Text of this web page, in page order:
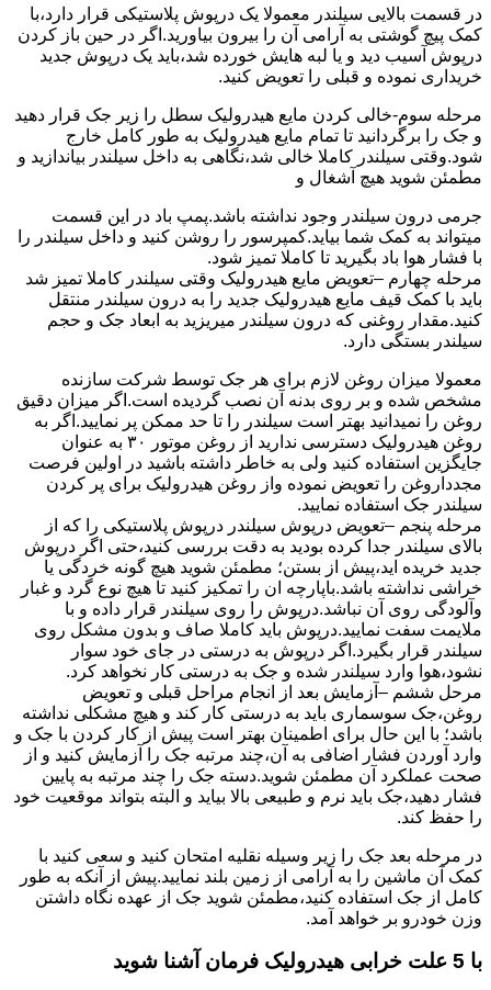
در قسمت بالایی سیلندر معمولا یک درپوش پلاستیکی قرار دارد،با
کمک پیچ گوشتی به آرامی آن را بیرون بیاورید.اگر در حین باز کردن
درپوش آسیب دید و یا لبه هایش خورده شد،باید یک درپوش جدید
خریداری نموده و قبلی را تعویض کنید.
مرحله سوم-خالی کردن مایع هیدرولیک سطل را زیر جک قرار دهید
و جک را برگردانید تا تمام مایع هیدرولیک به طور کامل خارج
شود.وقتی سیلندر کاملا خالی شد،نگاهی به داخل سیلندر بیاندازید و
مطمئن شوید هیچ آشغال و
جرمی درون سیلندر وجود نداشته باشد.پمپ باد در این قسمت
میتواند به کمک شما بیاید.کمپرسور را روشن کنید و داخل سیلندر را
با فشار هوا باد بگیرید تا کاملا تمیز شود.
مرحله چهارم –تعویض مایع هیدرولیک وقتی سیلندر کاملا تمیز شد
باید با کمک قیف مایع هیدرولیک جدید را به درون سیلندر منتقل
کنید.مقدار روغنی که درون سیلندر میریزید به ابعاد جک و حجم
سیلندر بستگی دارد.
معمولا میزان روغن لازم برای هر جک توسط شرکت سازنده
مشخص شده و بر روی بدنه آن نصب گردیده است.اگر میزان دقیق
روغن را نمیدانید بهتر است سیلندر را تا حد ممکن پر نمایید.اگر به
روغن هیدرولیک دسترسی ندارید از روغن موتور ۳۰ به عنوان
جایگزین استفاده کنید ولی به خاطر داشته باشید در اولین فرصت
مجدداروغن را تعویض نموده واز روغن هیدرولیک برای پر کردن
سیلندر جک استفاده نمایید.
مرحله پنجم –تعویض درپوش سیلندر درپوش پلاستیکی را که از
بالای سیلندر جدا کرده بودید به دقت بررسی کنید،حتی اگر درپوش
جدید خریده اید،پیش از بستن؛ مطمئن شوید هیچ گونه خردگی یا
خراشی نداشته باشد.باپارچه ان را تمکیز کنید تا هیچ نوع گرد و غبار
وآلودگی روی آن نباشد.درپوش را روی سیلندر قرار داده و با
ملایمت سفت نمایید.درپوش باید کاملا صاف و بدون مشکل روی
سیلندر قرار بگیرد.اگر درپوش به درستی در جای خود سوار
نشود،هوا وارد سیلندر شده و جک به درستی کار نخواهد کرد.
مرحل ششم –آزمایش بعد از انجام مراحل قبلی و تعویض
روغن،جک سوسماری باید به درستی کار کند و هیچ مشکلی نداشته
باشد؛ با این حال برای اطمینان بهتر است پیش از کار کردن با جک و
وارد آوردن فشار اضافی به آن،چند مرتبه جک را آزمایش کنید و از
صحت عملکرد آن مطمئن شوید.دسته جک را چند مرتبه به پایین
فشار دهید،جک باید نرم و طبیعی بالا بیاید و البته بتواند موقعیت خود
را حفظ کند.
در مرحله بعد جک را زیر وسیله نقلیه امتحان کنید و سعی کنید با
کمک آن ماشین را به آرامی از زمین بلند نمایید.پیش از آنکه به طور
کامل از جک استفاده کنید،مطمئن شوید جک از عهده نگاه داشتن
وزن خودرو بر خواهد آمد.
با 5 علت خرابی هیدرولیک فرمان آشنا شوید